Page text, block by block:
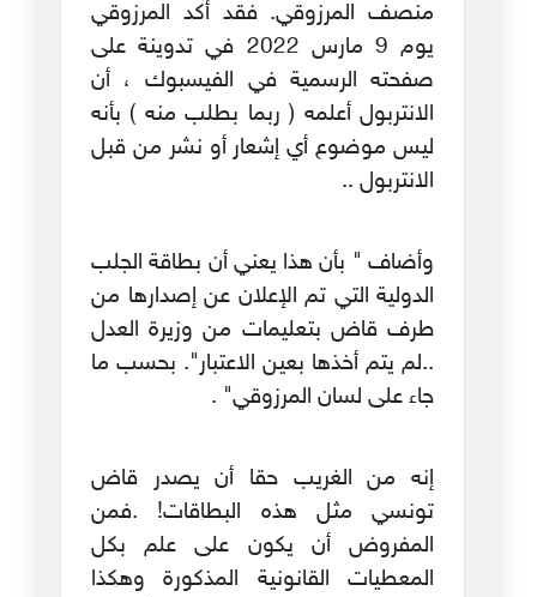
منصف المرزوقي. فقد أكد المرزوقي
يوم 9 مارس 2022 في تدوينة على
صفحته الرسمية في الفيسبوك ، أن
الانتربول أعلمه ( ربما بطلب منه ) بأنه
ليس موضوع أي إشعار أو نشر من قبل
الانتربول ..
وأضاف " بأن هذا يعني أن بطاقة الجلب
الدولية التي تم الإعلان عن إصدارها من
طرف قاض بتعليمات من وزيرة العدل
..لم يتم أخذها بعين الاعتبار". بحسب ما
جاء على لسان المرزوقي" .
إنه من الغريب حقا أن يصدر قاض
تونسي مثل هذه البطاقات! .فمن
المفروض أن يكون على علم بكل
المعطيات القانونية المذكورة وهكذا